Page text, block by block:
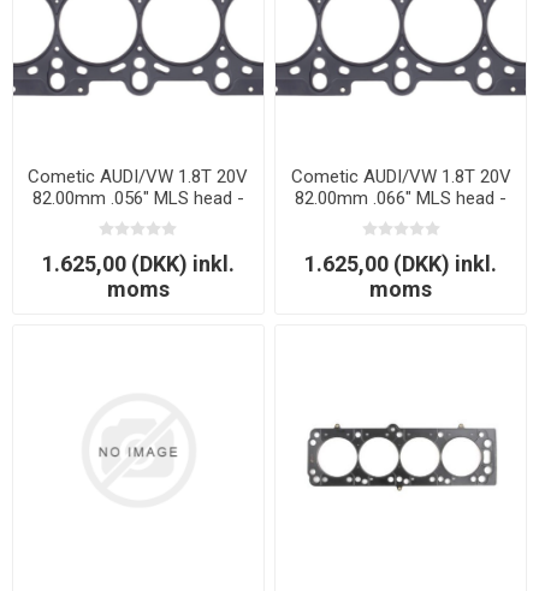
Cometic AUDI/VW 1.8T 20V
82.00mm .056" MLS head -
1,42mm.
1.625,00 (DKK) inkl.
moms
Cometic AUDI/VW 1.8T 20V
82.00mm .066" MLS head -
1,68mm.
1.625,00 (DKK) inkl.
moms